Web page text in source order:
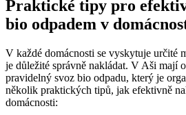
Praktické tipy ⁢pro
bio‍ odpadem v
V ​každé domácnosti se ‍vyskytuje určité
je důležité ⁣správně⁤ nakládat. V Aši mají
pravidelný ⁤svoz bio odpadu, který ⁤je
‌několik praktických​ tipů, ‌jak⁢ efektivně⁤
domácnosti: